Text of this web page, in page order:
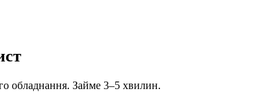
обладнання. Займе 3–5 хвилин.